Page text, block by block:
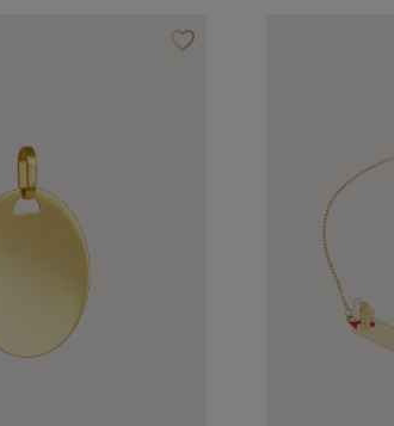
favorite_borderAjouter à vos favoris